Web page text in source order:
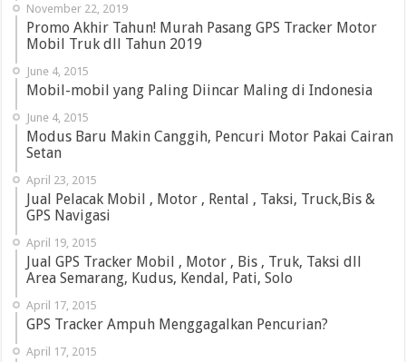
November 22, 2019
Promo Akhir Tahun! Murah Pasang GPS Tracker Motor
Mobil Truk dll Tahun 2019
June 4, 2015
Mobil-mobil yang Paling Diincar Maling di Indonesia
June 4, 2015
Modus Baru Makin Canggih, Pencuri Motor Pakai Cairan
Setan
April 23, 2015
Jual Pelacak Mobil , Motor , Rental , Taksi, Truck,Bis &
GPS Navigasi
April 19, 2015
Jual GPS Tracker Mobil , Motor , Bis , Truk, Taksi dll
Area Semarang, Kudus, Kendal, Pati, Solo
April 17, 2015
GPS Tracker Ampuh Menggagalkan Pencurian?
April 17, 2015